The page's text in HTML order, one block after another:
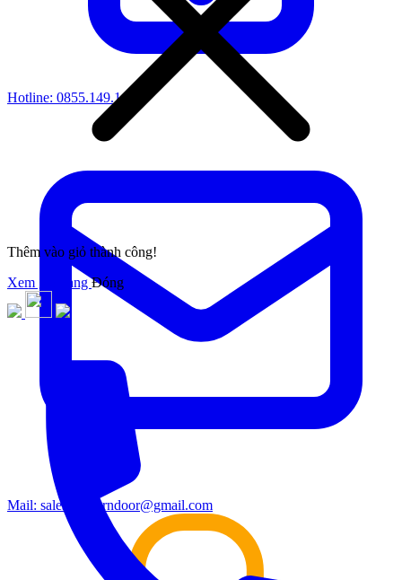
Hotline: 0855.149.149
Mail: sales.moderndoor@gmail.com
Thêm vào giỏ thành công!
Xem giỏ hàngĐóng